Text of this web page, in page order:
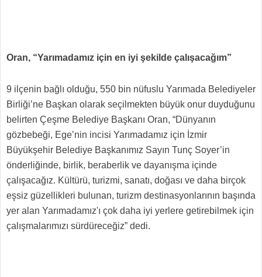
Oran, “Yarımadamız için en iyi şekilde çalışacağım”
9 ilçenin bağlı olduğu, 550 bin nüfuslu Yarımada Belediyeler
Birliği’ne Başkan olarak seçilmekten büyük onur duyduğunu
belirten Çeşme Belediye Başkanı Oran, “Dünyanın
gözbebeği, Ege’nin incisi Yarımadamız için İzmir
Büyükşehir Belediye Başkanımız Sayın Tunç Soyer’in
önderliğinde, birlik, beraberlik ve dayanışma içinde
çalışacağız. Kültürü, turizmi, sanatı, doğası ve daha birçok
eşsiz güzellikleri bulunan, turizm destinasyonlarının başında
yer alan Yarımadamız'ı çok daha iyi yerlere getirebilmek için
çalışmalarımızı sürdüreceğiz” dedi.